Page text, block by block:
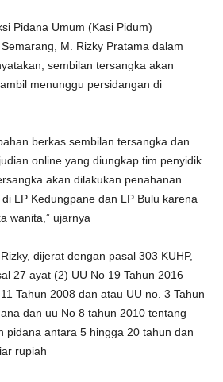
Pidana Umum (Kasi Pidum)
M. Rizky Pratama dalam
sembilan tersangka akan
menunggu persidangan di
berkas sembilan tersangka dan
online yang diungkap tim penyidik
akan dilakukan penahanan
LP Kedungpane dan LP Bulu karena
wanita,” ujarnya
dijerat dengan pasal 303 KUHP,
27 ayat (2) UU No 19 Tahun 2016
Tahun 2008 dan atau UU no. 3 Tahun
dan uu No 8 tahun 2010 tentang
pidana antara 5 hingga 20 tahun dan
rupiah